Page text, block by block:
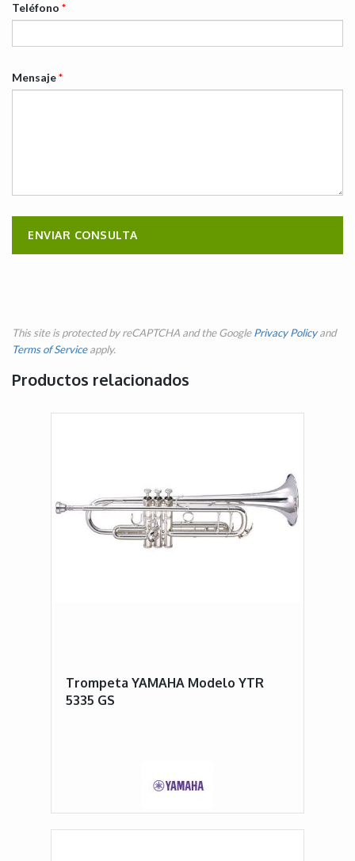
Teléfono *
Mensaje*
This site is protected by reCAPTCHA and the GooglePrivacy Policyand
Terms of Serviceapply.
Productos relacionados
Trompeta YAMAHA Modelo YTR
5335 GS